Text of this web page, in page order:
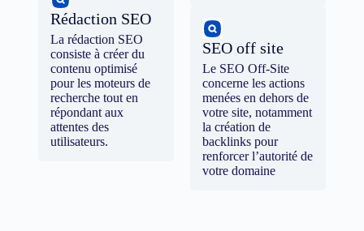
Rédaction SEO
La rédaction SEO
consiste à créer du
contenu optimisé
pour les moteurs de
recherche tout en
répondant aux
attentes des
utilisateurs.
SEO off site
Le SEO Off-Site
concerne les actions
menées en dehors de
votre site, notamment
la création de
backlinks pour
renforcer l’autorité de
votre domaine